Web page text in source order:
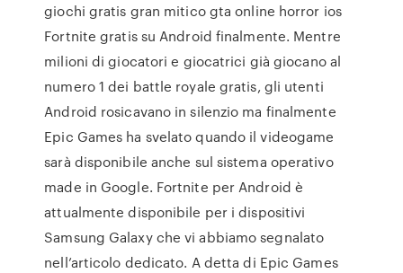
giochi gratis gran mitico gta online horror ios
Fortnite gratis su Android finalmente. Mentre
milioni di giocatori e giocatrici già giocano al
numero 1 dei battle royale gratis, gli utenti
Android rosicavano in silenzio ma finalmente
Epic Games ha svelato quando il videogame
sarà disponibile anche sul sistema operativo
made in Google. Fortnite per Android è
attualmente disponibile per i dispositivi
Samsung Galaxy che vi abbiamo segnalato
nell’articolo dedicato. A detta di Epic Games